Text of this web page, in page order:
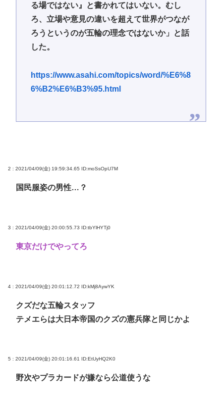
る場ではない』と書かれてはいない。むし
ろ、立場や意見の違いを超えて世界がつなが
ろうというのが五輪の理念ではないか」と話
した。
https://www.asahi.com/topics/word/%E6%8
6%B2%E6%B3%95.html
2 : 2021/04/09(金) 19:59:34.65 ID:moSsOpU7M
国民服姿の男性…？
3 : 2021/04/09(金) 20:00:55.73 ID:tbYlHYTj0
東京だけでやってろ
4 : 2021/04/09(金) 20:01:12.72 ID:kMj8AywYK
クズだな五輪スタッフ
テメエらは大日本帝国のクズの憲兵隊と同じかよ
5 : 2021/04/09(金) 20:01:16.61 ID:EtUyHQ2K0
野次やプラカードが嫌なら公道使うな